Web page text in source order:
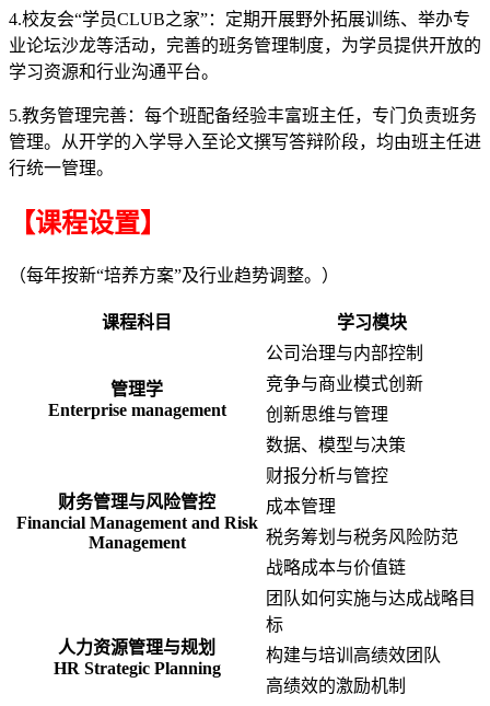
4.校友会“学员CLUB之家”：定期开展野外拓展训练、举办专
业论坛沙龙等活动，完善的班务管理制度，为学员提供开放的
学习资源和行业沟通平台。
5.教务管理完善：每个班配备经验丰富班主任，专门负责班务
管理。从开学的入学导入至论文撰写答辩阶段，均由班主任进
行统一管理。
【课程设置】
（每年按新“培养方案”及行业趋势调整。）
课程科目 学习模块
管理学
Enterprise management
公司治理与内部控制
竞争与商业模式创新
创新思维与管理
数据、模型与决策
财务管理与风险管控
Financial Management and Risk
Management
财报分析与管控
成本管理
税务筹划与税务风险防范
战略成本与价值链
人力资源管理与规划
HR Strategic Planning
团队如何实施与达成战略目
标
构建与培训高绩效团队
高绩效的激励机制